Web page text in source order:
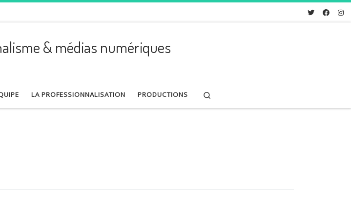
& médias numériques
LA PROFESSIONNALISATION PRODUCTIONS